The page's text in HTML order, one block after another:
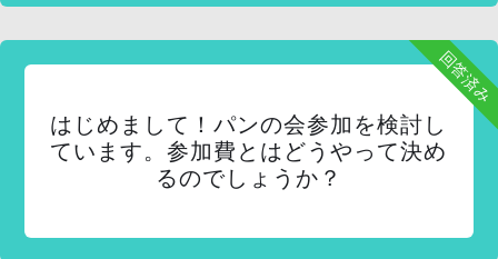
回答済み
はじめまして！パンの会参加を検討し
ています。参加費とはどうやって決め
るのでしょうか？